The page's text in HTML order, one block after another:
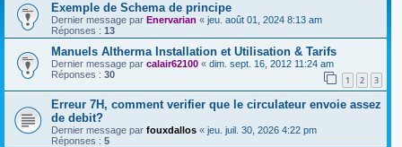
Exemple de Schema de principe
Dernier message par Enervarian « jeu. août 01, 2024 8:13 am
Réponses : 13
Manuels Altherma Installation et Utilisation & Tarifs
Dernier message par calair62100 « dim. sept. 16, 2012 11:24 am
Réponses : 30 1 2 3
Erreur 7H, comment verifier que le circulateur envoie assez
de debit?
Dernier message par fouxdallos « jeu. juil. 30, 2026 4:22 pm
Réponses : 5